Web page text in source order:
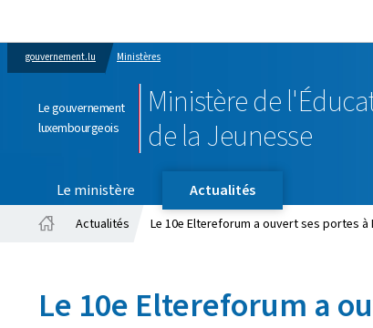
gouvernement.lu Ministères
Le gouvernement
luxembourgeois
Ministère de
de la Jeunesse
Le ministère
Actualités
Actualités Le 10e Eltereforum a ouvert ses portes à
Le 10e Eltereforum a